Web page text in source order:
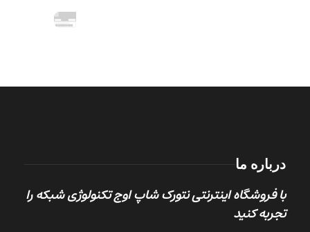
درباره ما
با فروشگاه اینترنتی نتورک شاپ اوج تکنولوژی شبکه را
تجربه کنید